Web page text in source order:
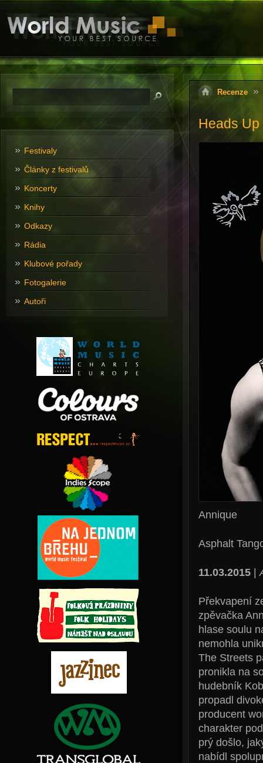
Recenze
Heads
Annique
Asphalt
11.03.2015|
Překvapení
zpěvačka
hlase soulu
nemohla
The Streets
pronikla na
hudebník
propadl
producent
charakter
prý došlo,
nabídl
Festivaly
Články z festivalů
Koncerty
Knihy
Odkazy
Rádia
Klubové pořady
Fotogalerie
Autoři